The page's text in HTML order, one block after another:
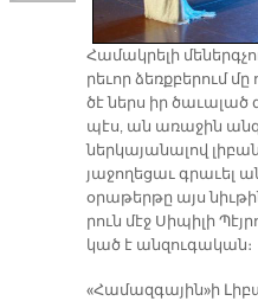
Հա­մակ­րե­լի
րե­ւոր ձեռք­բե­րում
ծէ ներս իր ծա­ւա­լած
պէս, ան ա­ռա­ջին
ներ­կա­յա­նա­լով
յա­ջո­ղե­ցաւ գրա­ւել
օ­րա­թեր­թը այս
րուն մէջ Սի­պի­լի
կած է ան­զու­գա­կան։
«Հա­մազ­գա­յին»ի